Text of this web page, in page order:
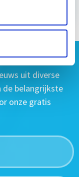
uit diverse
de belangrijkste
onze gratis